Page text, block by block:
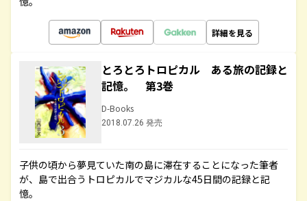
詳細を見る
とろとろトロピカル ある旅の記録と
記憶。 第3巻
D-Books
2018.07.26 発売
子供の頃から夢見ていた南の島に滞在することになった筆者
が、島で出合うトロピカルでマジカルな45日間の記録と記
憶。